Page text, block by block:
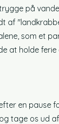
på
af
som et
at holde ferie
en pause
tage os ud